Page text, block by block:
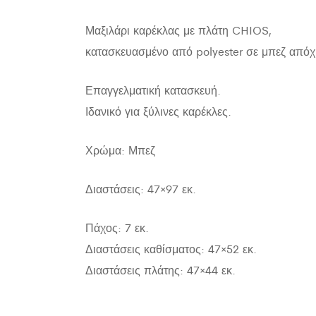
Μαξιλάρι καρέκλας με πλάτη CHIOS,
κατασκευασμένο από polyester σε μπεζ
Επαγγελματική κατασκευή.
Ιδανικό για ξύλινες καρέκλες.
Χρώμα: Μπεζ
Διαστάσεις: 47×97 εκ.
Πάχος: 7 εκ.
Διαστάσεις καθίσματος: 47×52 εκ.
Διαστάσεις πλάτης: 47×44 εκ.